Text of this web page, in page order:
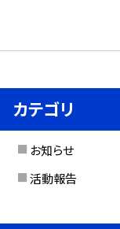
カテゴリ
お知らせ
活動報告